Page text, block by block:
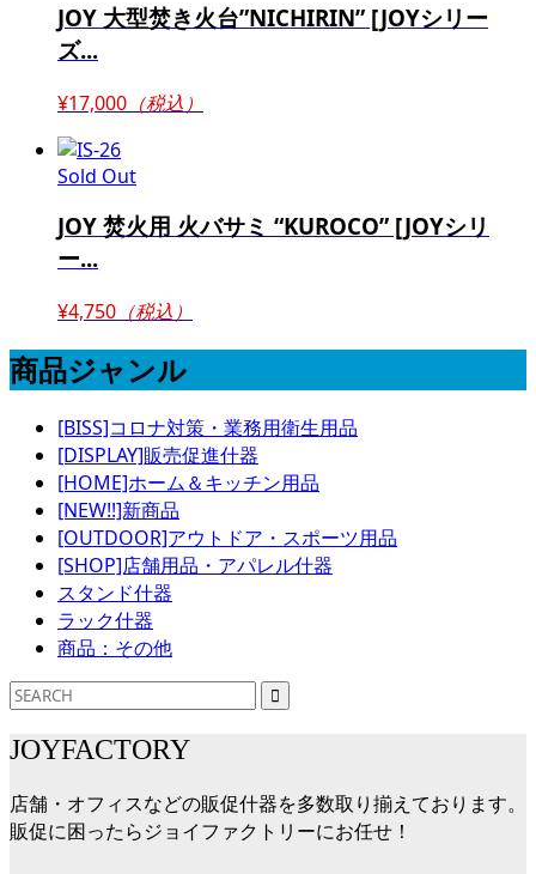
JOY 大型焚き火台”NICHIRIN” [JOYシリー
ズ...
¥17,000 （税込）
Sold Out
JOY 焚火用 火バサミ “KUROCO” [JOYシリ
ー...
¥4,750 （税込）
商品ジャンル
[BISS]コロナ対策・業務用衛生用品
[DISPLAY]販売促進什器
[HOME]ホーム＆キッチン用品
[NEW!!]新商品
[OUTDOOR]アウトドア・スポーツ用品
[SHOP]店舗用品・アパレル什器
スタンド什器
ラック什器
商品：その他
JOYFACTORY
店舗・オフィスなどの販促什器を多数取り揃えております。
販促に困ったらジョイファクトリーにお任せ！